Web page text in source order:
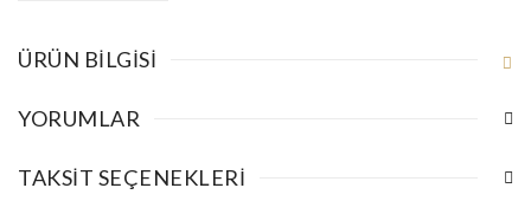
ÜRÜN BILGISI
YORUMLAR
TAKSIT SEÇENEKLERI